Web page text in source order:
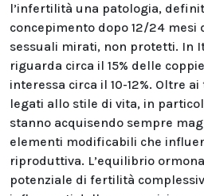
l’infertilità una patologia,
concepimento dopo 12/24
sessuali mirati, non protetti. In
riguarda circa il 15% delle
interessa circa il 10-12%. Oltre
legati allo stile di vita, in
stanno acquisendo sempre
elementi modificabili che
riproduttiva. L’equilibrio
potenziale di fertilità